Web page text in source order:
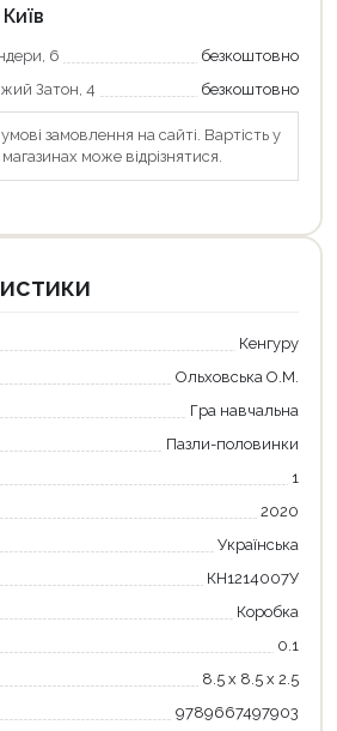
6
безкоштовно
Затон, 4
безкоштовно
замовлення на сайті. Вартість у
може відрізнятися.
Кенгуру
Ольховська О.М.
Гра навчальна
Пазли-половинки
1
2020
Українська
КН1214007У
Коробка
0.1
8.5 х 8.5 х 2.5
9789667497903